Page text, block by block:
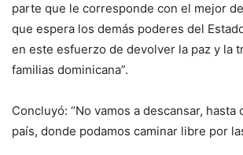
parte que le corresponde con el mejor
que espera los demás poderes del
en este esfuerzo de devolver la paz y la
familias dominicana”.
Concluyó: ‘’No vamos a descansar,
país, donde podamos caminar libre por